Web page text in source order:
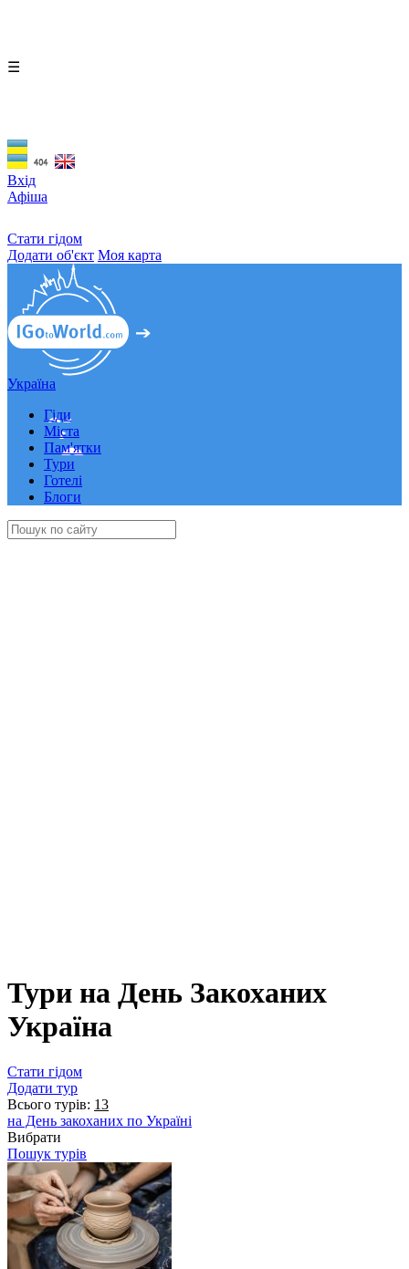
☰
Вхід
Афіша
Стати гідом
Додати об'єкт Моя карта
Україна
Гіди
Міста
Пам'ятки
Тури
Готелі
Блоги
Тури на День Закоханих
Україна
Стати гідом
Додати тур
Всього турів: 13
на День закоханих по Україні
Вибрати
Пошук турів